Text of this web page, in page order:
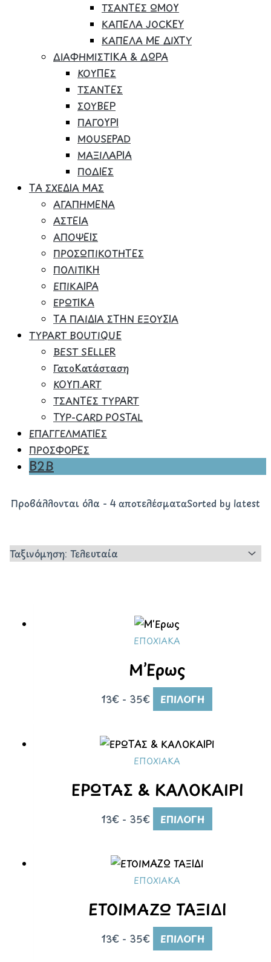
ΤΣΑΝΤΕΣ ΩΜΟΥ
ΚΑΠΕΛΑ JOCKEY
ΚΑΠΕΛΑ ΜΕ ΔΙΧΤΥ
ΔΙΑΦΗΜΙΣΤΙΚΑ & ΔΩΡΑ
ΚΟΥΠΕΣ
ΤΣΑΝΤΕΣ
ΣΟΥΒΕΡ
ΠΑΓΟΥΡΙ
MOUSEPAD
ΜΑΞΙΛΑΡΙΑ
ΠΟΔΙΕΣ
ΤΑ ΣΧΕΔΙΑ ΜΑΣ
ΑΓΑΠΗΜΕΝΑ
ΑΣΤΕΙΑ
ΑΠΟΨΕΙΣ
ΠΡΟΣΩΠΙΚΟΤΗΤΕΣ
ΠΟΛΙΤΙΚΗ
ΕΠΙΚΑΙΡΑ
ΕΡΩΤΙΚΑ
ΤΑ ΠΑΙΔΙΑ ΣΤΗΝ ΕΞΟΥΣΙΑ
TYPART BOUTIQUE
BEST SELLER
ΓατοΚατάσταση
ΚΟΥΠ.ART
ΤΣΑΝΤΕΣ TYPART
TYP-CARD POSTAL
ΕΠΑΓΓΕΛΜΑΤΙΕΣ
ΠΡΟΣΦΟΡΕΣ
B2B
Προβάλλονται όλα - 4 αποτελέσματαSorted by latest
ΕΠΟΧΙΑΚΑ
Μ’Ερως
13€ - 35€ ΕΠΙΛΟΓΉ
ΕΠΟΧΙΑΚΑ
ΕΡΩΤΑΣ & ΚΑΛΟΚΑΙΡΙ
13€ - 35€ ΕΠΙΛΟΓΉ
ΕΠΟΧΙΑΚΑ
ΕΤΟΙΜΑΖΩ ΤΑΞΙΔΙ
13€ - 35€ ΕΠΙΛΟΓΉ